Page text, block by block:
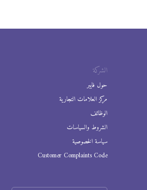
الشركة
حول فايبر
مركز العلامات التجارية
الوظائف
الشروط والسياسات
سياسة الخصوصية
Customer Complaints Code